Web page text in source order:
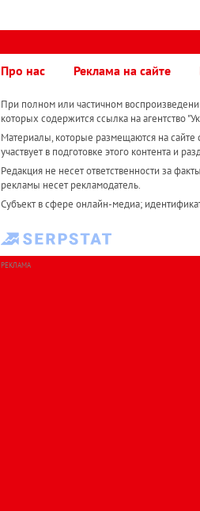
Про нас Реклама на сайте
При полном или частичном
которых содержится ссылка на агентство
Материалы, которые размещаются на сайте
участвует в подготовке этого контента и
Редакция не несет ответственности за
рекламы несет рекламодатель.
Субъект в сфере онлайн-медиа;
РЕКЛАМА